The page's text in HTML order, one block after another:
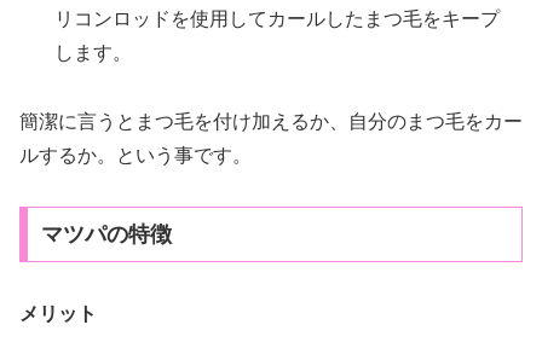
リコンロッドを使用してカールしたまつ毛をキープ
します。
簡潔に言うとまつ毛を付け加えるか、自分のまつ毛をカー
ルするか。という事です。
マツパの特徴
メリット